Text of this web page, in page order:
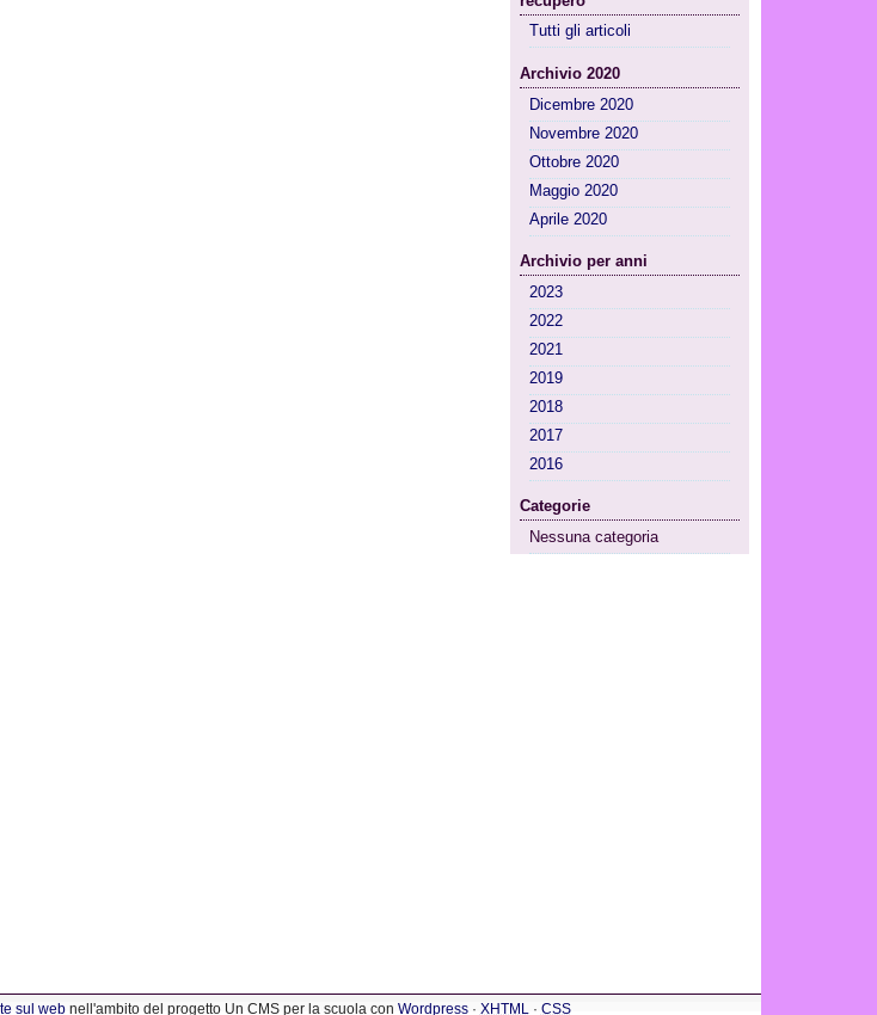
Tutti gli articoli
Archivio 2020
Dicembre 2020
Novembre 2020
Ottobre 2020
Maggio 2020
Aprile 2020
Archivio per anni
2023
2022
2021
2019
2018
2017
2016
Categorie
Nessuna categoria
sul webnell'ambito del progetto Un CMS per la scuola con Wordpress· XHTML · CSS